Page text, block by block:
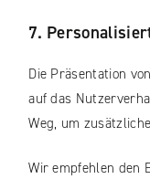
7.
Die Präsentation
auf das
Weg, um
Wir empfehlen den